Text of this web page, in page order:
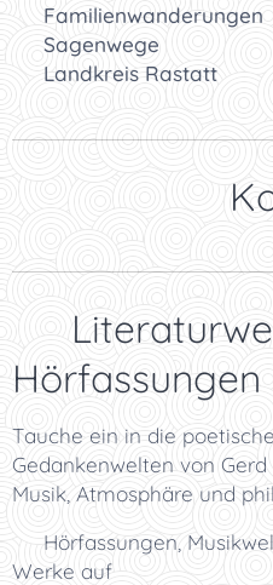
Familienwanderungen
Sagenwege
Landkreis Rastatt
👉
✨
Hörfassungen
Tauche ein in die
Gedankenwelten von
Musik, Atmosphäre und
👉 Hörfassungen,
Werke auf